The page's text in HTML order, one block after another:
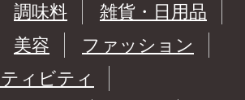
調味料
雑貨・日用品
美容
ファッション
ィビティ